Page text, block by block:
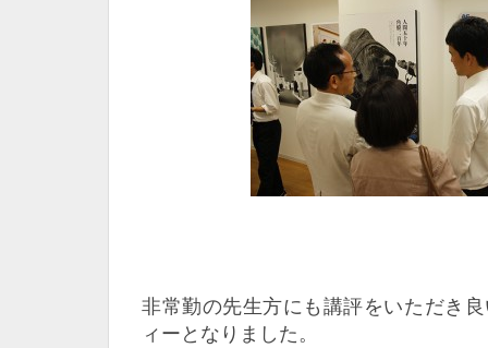
非常勤の先生方にも講評をいただき
ィーとなりました。